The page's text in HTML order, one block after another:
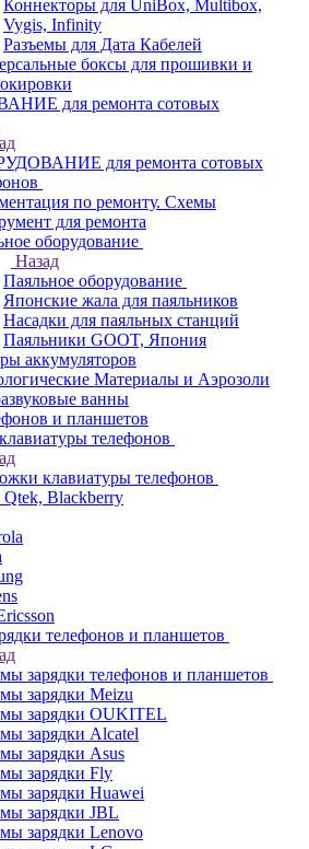
Коннекторы для UniBox, Multibox,
Vygis, Infinity
Разъемы для Дата Кабелей
боксы для прошивки и
для ремонта сотовых
для ремонта сотовых
по ремонту. Схемы
для ремонта
оборудование
Назад
Паяльное оборудование
Японские жала для паяльников
Насадки для паяльных станций
Паяльники GOOT, Япония
аккумуляторов
Материалы и Аэрозоли
ванны
и планшетов
телефонов
клавиатуры телефонов
Blackberry
телефонов и планшетов
зарядки телефонов и планшетов
зарядки Meizu
зарядки OUKITEL
зарядки Alcatel
зарядки Asus
зарядки Fly
зарядки Huawei
зарядки JBL
зарядки Lenovo